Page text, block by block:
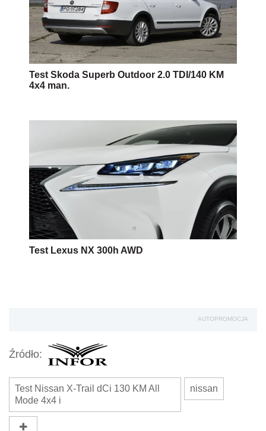
Test Skoda Superb Outdoor 2.0 TDI/140 KM
4x4 man.
Test Lexus NX 300h AWD
AUTOPROMOCJA
Źródło:
Test Nissan X-Trail dCi 130 KM All
Mode 4x4 i
nissan